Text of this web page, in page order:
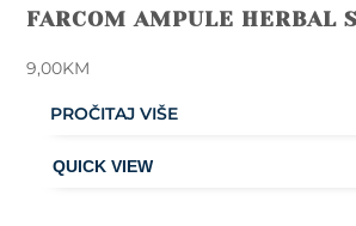
FARCOM AMPULE HERBAL
9,00KM
PROČITAJ VIŠE